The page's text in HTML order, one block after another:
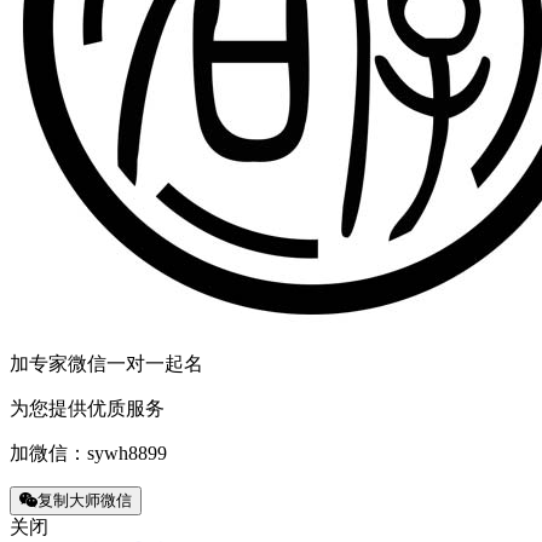
加专家微信一对一起名
为您提供优质服务
加微信： sywh8899
复制大师微信
关闭